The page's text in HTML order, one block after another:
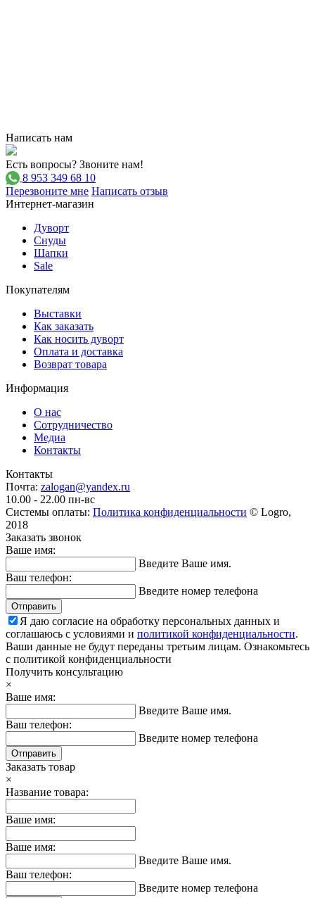
Написать нам
Есть вопросы? Звоните нам!
8 953 349 68 10
Перезвоните мне Написать отзыв
Интернет-магазин
Дуворт
Снуды
Шапки
Sale
Покупателям
Выставки
Как заказать
Как носить дуворт
Оплата и доставка
Возврат товара
Информация
О нас
Сотрудничество
Медиа
Контакты
Контакты
Почта: zalogan@yandex.ru
10.00 - 22.00 пн-вс
Системы оплаты: Политика конфиденциальности © Logro,
2018
Заказать звонок
Ваше имя:
Введите Ваше имя.
Ваш телефон:
Введите номер телефона
Отправить
Я даю согласие на обработку персональных данных и
соглашаюсь с условиями и политикой конфиденциальности.
Ваши данные не будут переданы третьим лицам. Ознакомьтесь
с политикой конфиденциальности
Получить консультацию
×
Ваше имя:
Введите Ваше имя.
Ваш телефон:
Введите номер телефона
Отправить
Заказать товар
×
Название товара:
Ваше имя:
Ваше имя:
Введите Ваше имя.
Ваш телефон:
Введите номер телефона